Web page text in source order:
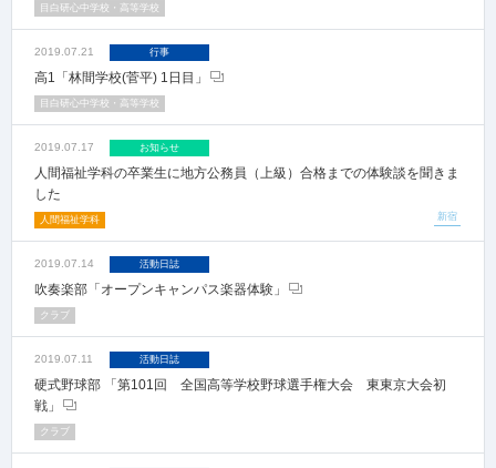
目白研心中学校・高等学校
2019.07.21 行事
高1「林間学校(菅平) 1日目」
目白研心中学校・高等学校
2019.07.17 お知らせ
人間福祉学科の卒業生に地方公務員（上級）合格までの体験談を聞きま
した
新宿
人間福祉学科
2019.07.14 活動日誌
吹奏楽部「オープンキャンパス楽器体験」
クラブ
2019.07.11 活動日誌
硬式野球部 「第101回 全国高等学校野球選手権大会 東東京大会初
戦」
クラブ